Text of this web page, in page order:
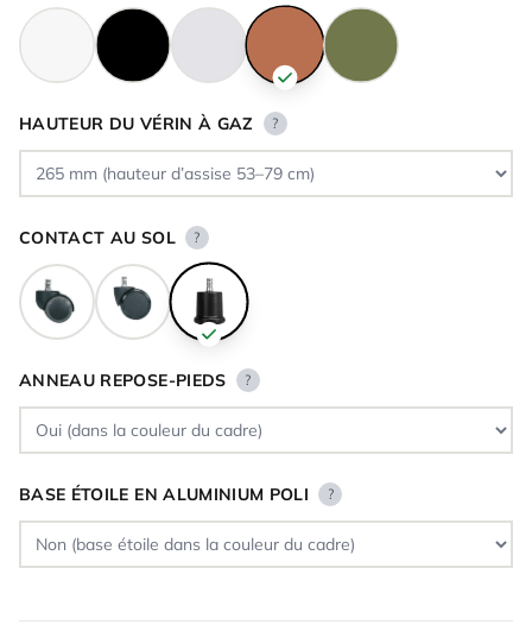
HAUTEUR DU VÉRIN À GAZ ?
CONTACT AU SOL ?
ANNEAU REPOSE-PIEDS ?
BASE ÉTOILE EN ALUMINIUM POLI ?